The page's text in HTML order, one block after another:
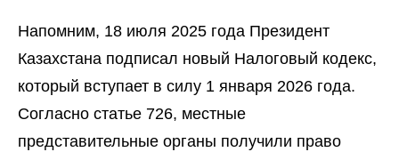
Напомним, 18 июля 2025 года Президент
Казахстана подписал новый Налоговый кодекс,
который вступает в силу 1 января 2026 года.
Согласно статье 726, местные
представительные органы получили право